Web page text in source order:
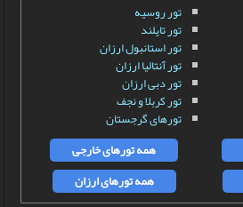
تور روسیه
تور تایلند
تور استانبول ارزان
تور آنتالیا ارزان
تور دبی ارزان
تور کربلا و نجف
تورهای گرجستان
همه تورهای خارجی
همه تورهای ارزان